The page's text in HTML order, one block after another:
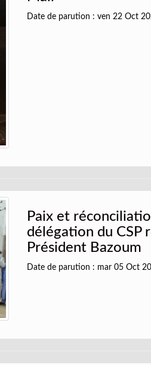
Date de parution : ven 22 Oct
Paix et
délégation du CSP
Président Bazoum
Date de parution : mar 05 Oct